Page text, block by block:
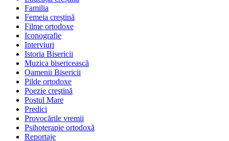
Familia
Femeia creștină
Filme ortodoxe
Iconografie
Interviuri
Istoria Bisericii
Muzica bisericească
Oamenii Bisericii
Pilde ortodoxe
Poezie creştină
Postul Mare
Predici
Provocările vremii
Psihoterapie ortodoxă
Reportaje